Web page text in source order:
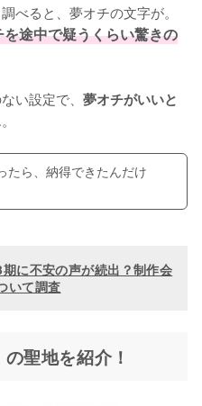
べると、夢オチの文字が。
を途中で疑うくらい驚きの
い設定で、 夢オチがいいと
たら、納得できたんだけ
に不安の声が続出？制作会
いて調査
聖地を紹介！